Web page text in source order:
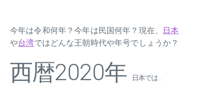
今年は令和何年？今年は民国何年？現在、
日本
や台湾ではどんな王朝時代や年号でしょうか？
西暦2020年 日本では ...